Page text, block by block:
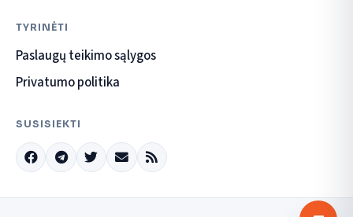
TYRINĖTI
Paslaugų teikimo sąlygos
Privatumo politika
SUSISIEKTI